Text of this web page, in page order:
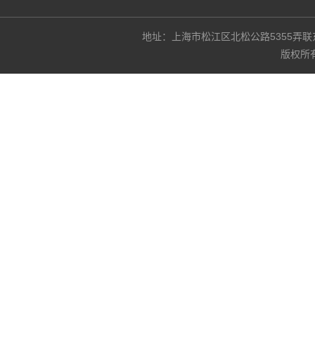
地址：上海市松江区北松公路5355
版权所